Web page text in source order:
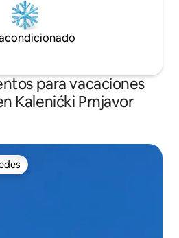
para vacaciones
Kalenićki Prnjavor
preferido